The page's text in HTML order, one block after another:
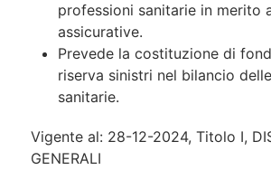
professioni sanitarie in merito
assicurative.
Prevede la costituzione di
riserva sinistri nel bilancio
sanitarie.
Vigente al: 28-12-2024, Titolo I,
GENERALI